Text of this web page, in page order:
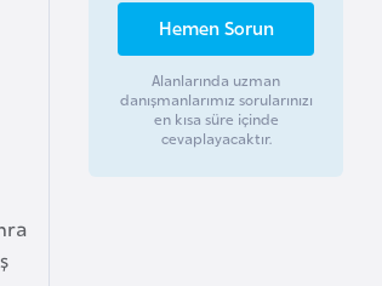
Hemen Sorun
Alanlarında uzman
danışmanlarımız sorularınızı
en kısa süre içinde
cevaplayacaktır.